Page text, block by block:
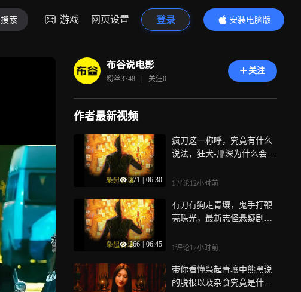
搜索 游戏 网页设置 登录
安装电脑版
内容更精彩
布谷说电影
粉丝3748 | 关注0
关注
作者最新视频
271 06:30
疯刀这一称呼，究竟有什么
说法，狂犬-邢深为什么会是
1评论12小时前
266 06:45
有刀有狗走青壤，鬼手打鞭
亮珠光，最新志怪悬疑剧它
1评论12小时前
带你看懂枭起青壤中熊黑说
的脱根以及杂食究竟是什么